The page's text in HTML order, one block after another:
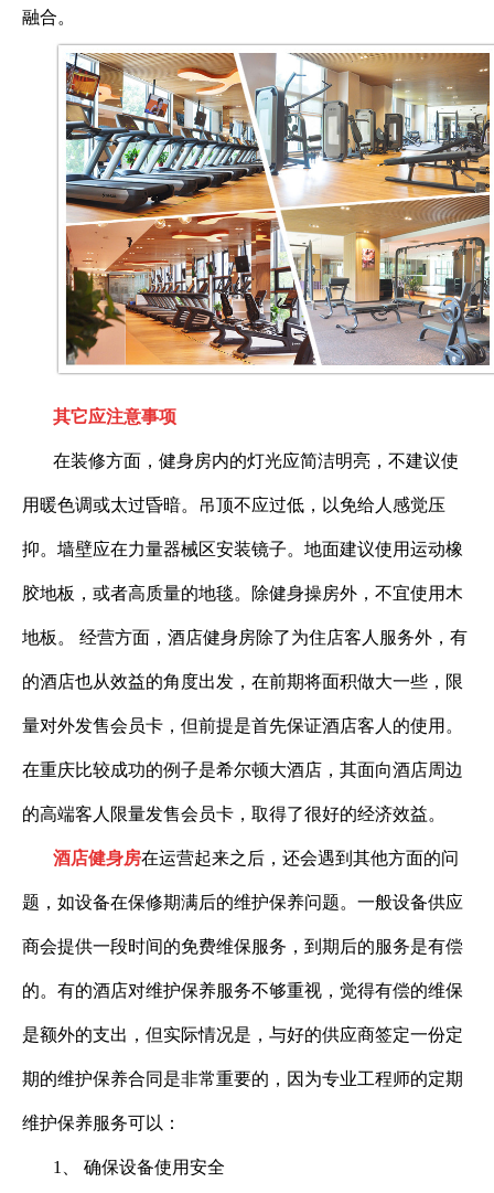
融合。
其它应注意事项
在装修方面，健身房内的灯光应简洁明亮，不建议使
用暖色调或太过昏暗。吊顶不应过低，以免给人感觉压
抑。墙壁应在力量器械区安装镜子。地面建议使用运动橡
胶地板，或者高质量的地毯。除健身操房外，不宜使用木
地板。 经营方面，酒店健身房除了为住店客人服务外，有
的酒店也从效益的角度出发，在前期将面积做大一些，限
量对外发售会员卡，但前提是首先保证酒店客人的使用。
在重庆比较成功的例子是希尔顿大酒店，其面向酒店周边
的高端客人限量发售会员卡，取得了很好的经济效益。
酒店健身房在运营起来之后，还会遇到其他方面的问
题，如设备在保修期满后的维护保养问题。一般设备供应
商会提供一段时间的免费维保服务，到期后的服务是有偿
的。有的酒店对维护保养服务不够重视，觉得有偿的维保
是额外的支出，但实际情况是，与好的供应商签定一份定
期的维护保养合同是非常重要的，因为专业工程师的定期
维护保养服务可以：
1 、 确保设备使用安全